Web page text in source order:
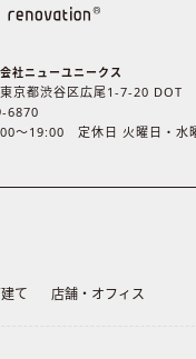
社ニューユニークス
京都渋谷区広尾1-7-20 DOT
6870
〜19:00 定休日 火曜日・水
て 店舗・オフィス